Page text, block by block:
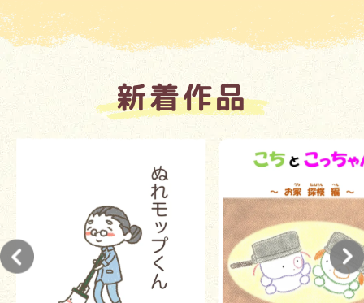
新着作品